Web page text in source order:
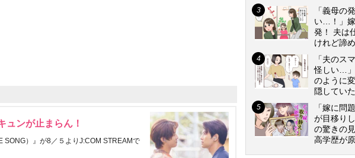
ュンが止まらん！
SONG）』が8／５よりJ:COM STREAMで
「義母の
い…！」
発！ 夫は
けれど諦
「夫のス
怪しい…」
のように
隠してい
「嫁に問
が目移り
の驚きの
高学歴が